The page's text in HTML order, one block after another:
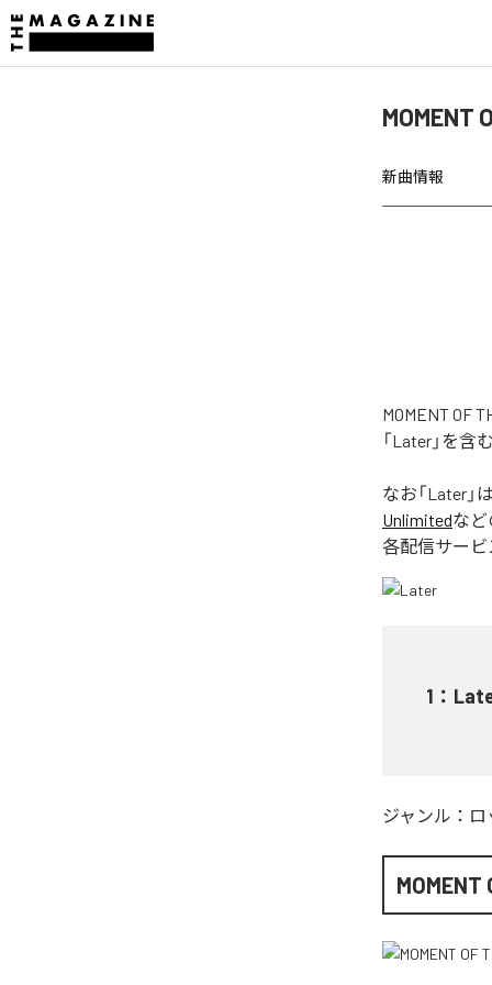
MOMENT
新曲情報
MOMENT OF
「Later」を含
なお「Later 」
Unlimitedなど
各配信サービ
1 ：
ジャンル： ロ
MOMENT